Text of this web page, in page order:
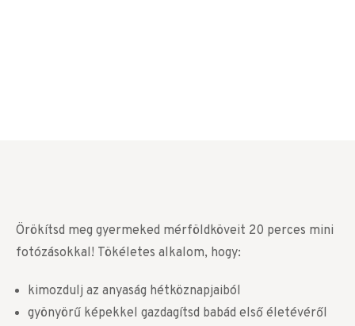
Örökítsd meg gyermeked mérföldköveit 20 perces mini
fotózásokkal! Tökéletes alkalom, hogy:
kimozdulj az anyaság hétköznapjaiból
gyönyörű képekkel gazdagítsd babád első életévéről